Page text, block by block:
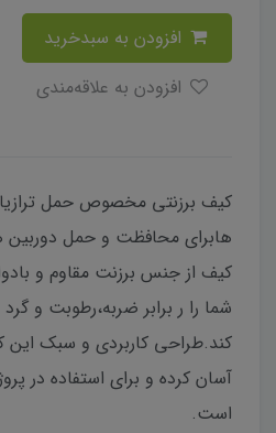
کیف برزنتی مخصوص حمل
هابرای محافظت و حمل دوربین
کیف از جنس برزنت مقاوم و
شما را ر برابر ضربه،رطوبت و
کند.طراحی کاربردی و سبک این
آسان کرده و برای استفاده در
است.